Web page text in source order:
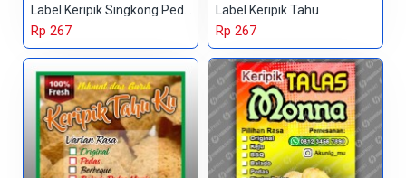
Label Keripik Singkong Pedas Manis
Rp 267
Label Keripik Tahu
Rp 267